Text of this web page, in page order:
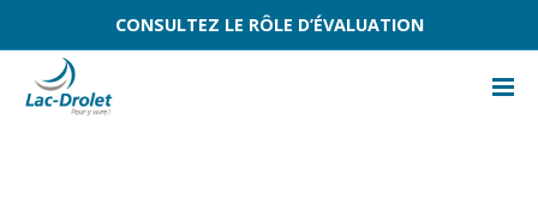
CONSULTEZ LE RÔLE D’ÉVALUATION